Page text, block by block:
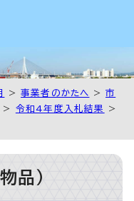
>事業者のかたへ >市
> 令和4年度入札結果
>
品）